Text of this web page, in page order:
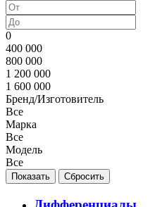
0
400 000
800 000
1 200 000
1 600 000
Бренд/Изготовитель
Все
Марка
Все
Модель
Все